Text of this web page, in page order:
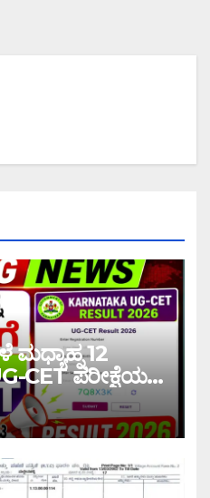
ಮಧ್ಯಾಹ್ನ 12
CET ಪರೀಕ್ಷೆಯ
CET Result